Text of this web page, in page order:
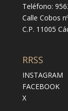
Teléfono:
Calle Cobos
C.P. 11005
RRSS
INSTAGRAM
FACEBOOK
X